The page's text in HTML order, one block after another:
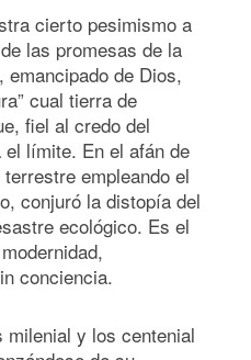
cierto pesimismo a
las promesas de la
emancipado de Dios,
cual tierra de
fiel al credo del
límite. En el afán de
empleando el
conjuró la distopía del
ecológico. Es el
conciencia.
y los centenial